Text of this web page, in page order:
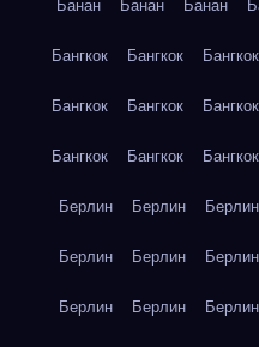
Банан Банан Банан
Бангкок Бангкок Бангкок
Бангкок Бангкок Бангкок
Бангкок Бангкок Бангкок
Берлин Берлин Берлин
Берлин Берлин Берлин
Берлин Берлин Берлин